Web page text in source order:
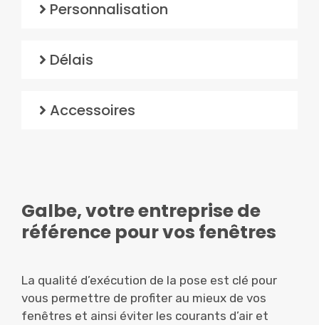
Personnalisation
Délais
Accessoires
Galbe, votre entreprise de
référence pour vos fenêtres
La qualité d’exécution de la pose est clé pour
vous permettre de profiter au mieux de vos
fenêtres et ainsi éviter les courants d’air et